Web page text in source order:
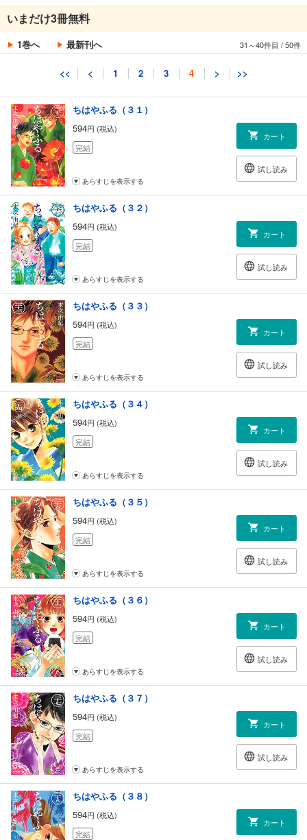
いまだけ3冊無料
1巻へ 最新刊へ 31～40件目 /50件
<< < 1 2 3 4 > >>
ちはやふる（３０）
594円 (税込)
完結
ちはやふる（３１）
594円 (税込)
完結
カート
試し読み
あらすじを表示する
ちはやふる（３２）
594円 (税込)
完結
カート
試し読み
あらすじを表示する
ちはやふる（３３）
594円 (税込)
完結
カート
試し読み
あらすじを表示する
ちはやふる（３４）
594円 (税込)
完結
カート
試し読み
あらすじを表示する
ちはやふる（３５）
594円 (税込)
完結
カート
試し読み
あらすじを表示する
ちはやふる（３６）
594円 (税込)
完結
カート
試し読み
あらすじを表示する
ちはやふる（３７）
594円 (税込)
完結
カート
試し読み
あらすじを表示する
ちはやふる（３８）
594円 (税込)
完結
カート